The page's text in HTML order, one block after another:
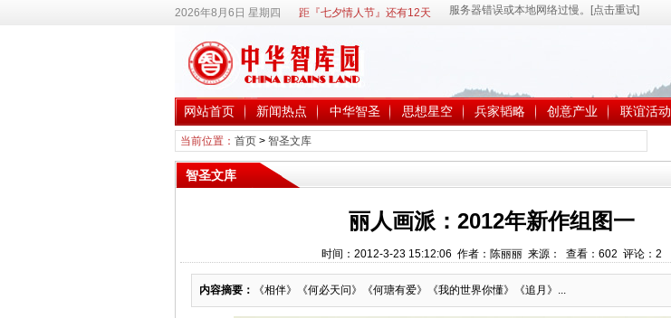
2026年8月6日 星期四 距『七夕情人节』还有12天
网站首页 新闻热点 中华智圣 思想星空 兵家韬略 创意产业 联谊活动
当前位置： 首页> 智圣文库
智圣文库
丽人画派：2012年新作组图一
时间：2012-3-23 15:12:06 作者：陈丽丽 来源： 查看： 602 评论： 2
内容摘要： 《相伴》《何必天问》《何瑭有爱》《我的世界你懂》《追月》...